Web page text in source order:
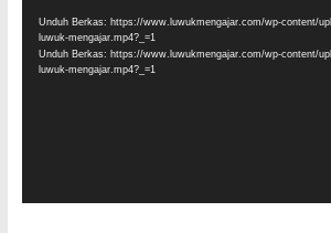
Unduh Berkas: https://www.luwukmengajar.com/wp-content/
luwuk-mengajar.mp4?_=1
Unduh Berkas: https://www.luwukmengajar.com/wp-content/
luwuk-mengajar.mp4?_=1